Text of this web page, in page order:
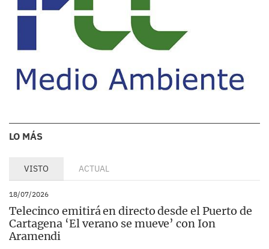
LO MÁS
VISTO ACTUAL
18/07/2026
Telecinco emitirá en directo desde el Puerto de
Cartagena ‘El verano se mueve’ con Ion
Aramendi